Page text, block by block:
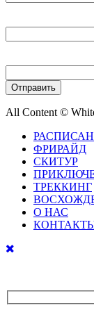
All Content ©
ФРИРАЙД
СКИТУР
ТРЕККИНГ
О НАС